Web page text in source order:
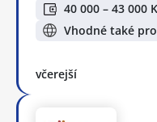
40 000 – 43 000
Vhodné také
včerejší